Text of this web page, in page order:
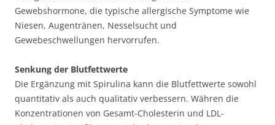
Gewebshormone, die typische allergische Symptome wie
Niesen, Augentränen, Nesselsucht und
Gewebeschwellungen hervorrufen.
Senkung der Blutfettwerte
Die Ergänzung mit Spirulina kann die Blutfettwerte sowohl
quantitativ als auch qualitativ verbessern. Währen die
Konzentrationen von Gesamt-Cholesterin und LDL-